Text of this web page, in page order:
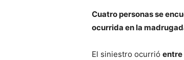
Cuatro personas se
ocurrida en la
El siniestro ocurrió entre